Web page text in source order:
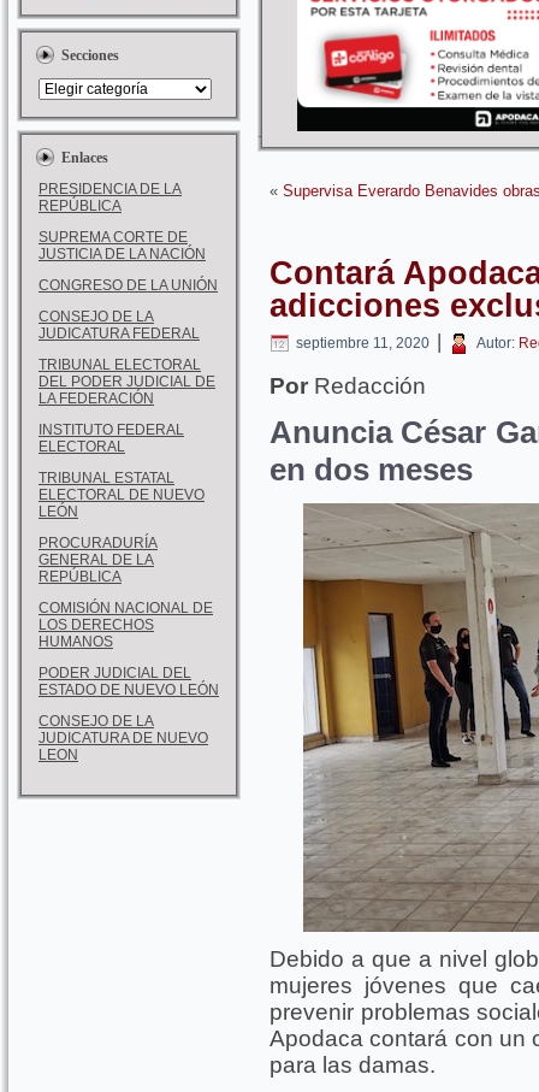
Secciones
Enlaces
PRESIDENCIA DE LA
REPÚBLICA
SUPREMA CORTE DE
JUSTICIA DE LA NACIÓN
CONGRESO DE LA UNIÓN
CONSEJO DE LA
JUDICATURA FEDERAL
TRIBUNAL ELECTORAL
DEL PODER JUDICIAL DE
LA FEDERACIÓN
INSTITUTO FEDERAL
ELECTORAL
TRIBUNAL ESTATAL
ELECTORAL DE NUEVO
LEÓN
PROCURADURÍA
GENERAL DE LA
REPÚBLICA
COMISIÓN NACIONAL DE
LOS DERECHOS
HUMANOS
PODER JUDICIAL DEL
ESTADO DE NUEVO LEÓN
CONSEJO DE LA
JUDICATURA DE NUEVO
LEON
« Supervisa Everardo Benavides
Contará
adicciones
septiembre 11, 2020 | Autor:
Por Redacción
Anuncia César
en dos meses
Debido a que a nivel
mujeres jóvenes que
prevenir problemas
Apodaca contará con un
para las damas.